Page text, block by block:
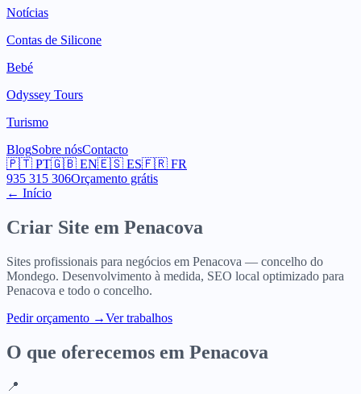
Notícias
Contas de Silicone
Bebé
Odyssey Tours
Turismo
BlogSobre nósContacto
🇵🇹 PT🇬🇧 EN🇪🇸 ES🇫🇷 FR
935 315 306Orçamento grátis
← Início
Criar Site em Penacova
Sites profissionais para negócios em Penacova — concelho do
Mondego. Desenvolvimento à medida, SEO local optimizado para
Penacova e todo o concelho.
Pedir orçamento →Ver trabalhos
O que oferecemos em Penacova
📍